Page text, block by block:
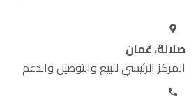
صلالة، عُمان
المركز الرئيسي للبيع والتوصيل والدعم